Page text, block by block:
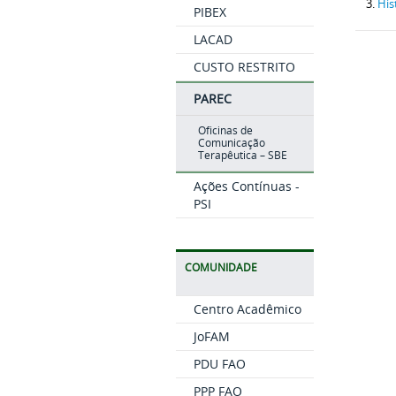
PIBEX
LACAD
CUSTO RESTRITO
PAREC
Oficinas de
Comunicação
Terapêutica – SBE
Ações Contínuas -
PSI
COMUNIDADE
Centro Acadêmico
JoFAM
PDU FAO
PPP FAO